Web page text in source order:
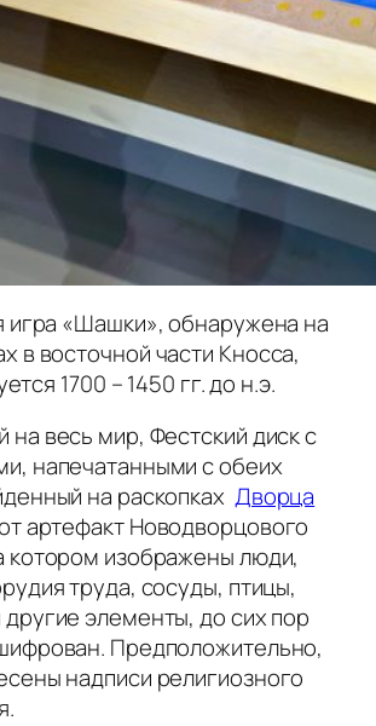
игра «Шашки», обнаружена на
в восточной части Кносса,
1700 – 1450 гг. до н.э.
на весь мир, Фестский диск с
напечатанными с обеих
на раскопках Дворца
артефакт Новодворцового
котором изображены люди,
труда, сосуды, птицы,
элементы, до сих пор
Предположительно,
надписи религиозного